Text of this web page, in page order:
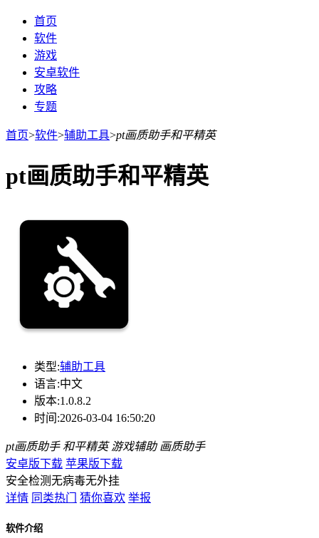
首页
软件
游戏
安卓软件
攻略
专题
首页>软件>辅助工具>pt画质助手和平精英
pt画质助手和平精英
类型:辅助工具
语言:中文
版本:1.0.8.2
时间:2026-03-04 16:50:20
pt画质助手 和平精英 游戏辅助 画质助手
安卓版下载 苹果版下载
安全检测无病毒无外挂
详情 同类热门 猜你喜欢 举报
软件介绍